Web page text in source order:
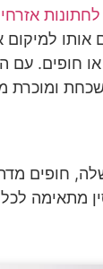
למיקום
או חופים.
ומוכרת
חופים
מתאימה